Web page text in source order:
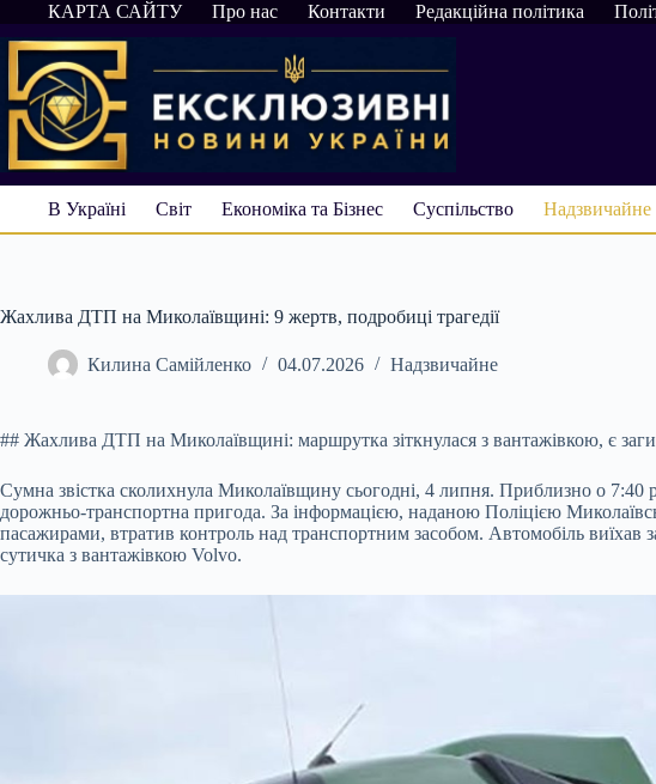
Перейти
до
вмісту
КАРТА САЙТУ Про нас Контакти Редакційна політика
В Україні Світ Економіка та Бізнес Суспільство Надзвичайне
Жахлива ДТП на Миколаївщині: 9 жертв, подробиці трагедії
Килина Самійленко 04.07.2026 Надзвичайне
## Жахлива ДТП на Миколаївщині: маршрутка зіткнулася з вантажівкою, є
Сумна звістка сколихнула Миколаївщину сьогодні, 4 липня. Приблизно о
дорожньо-транспортна пригода. За інформацією, наданою Поліцією
пасажирами, втратив контроль над транспортним засобом. Автомобіль виїхав
сутичка з вантажівкою Volvo.